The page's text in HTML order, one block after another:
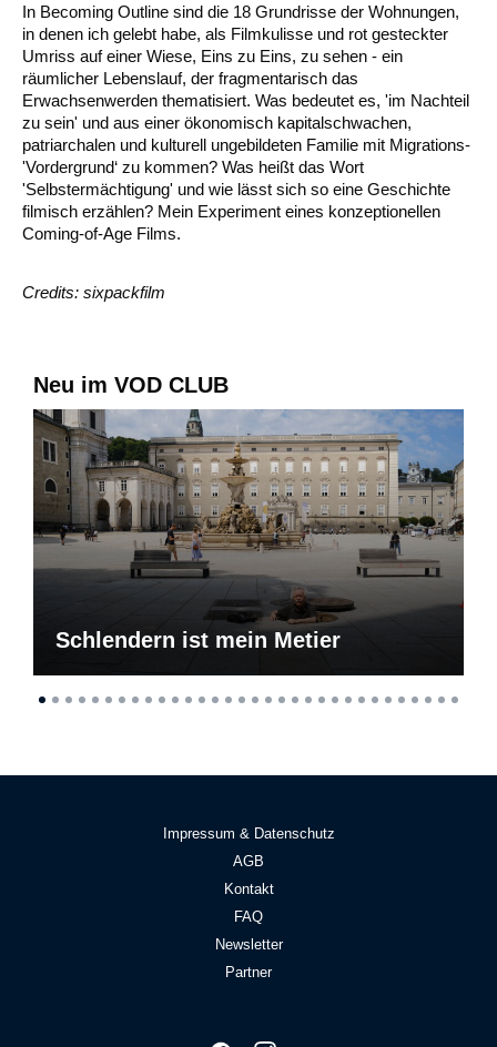
In Becoming Outline sind die 18 Grundrisse der Wohnungen,
in denen ich gelebt habe, als Filmkulisse und rot gesteckter
Umriss auf einer Wiese, Eins zu Eins, zu sehen - ein
räumlicher Lebenslauf, der fragmentarisch das
Erwachsenwerden thematisiert. Was bedeutet es, 'im Nachteil
zu sein' und aus einer ökonomisch kapitalschwachen,
patriarchalen und kulturell ungebildeten Familie mit Migrations-
'Vordergrund‘ zu kommen? Was heißt das Wort
'Selbstermächtigung' und wie lässt sich so eine Geschichte
filmisch erzählen? Mein Experiment eines konzeptionellen
Coming-of-Age Films.
Credits: sixpackfilm
Neu im VOD CLUB
Schlendern ist mein Metier
Impressum & Datenschutz
AGB
Kontakt
FAQ
Newsletter
Partner